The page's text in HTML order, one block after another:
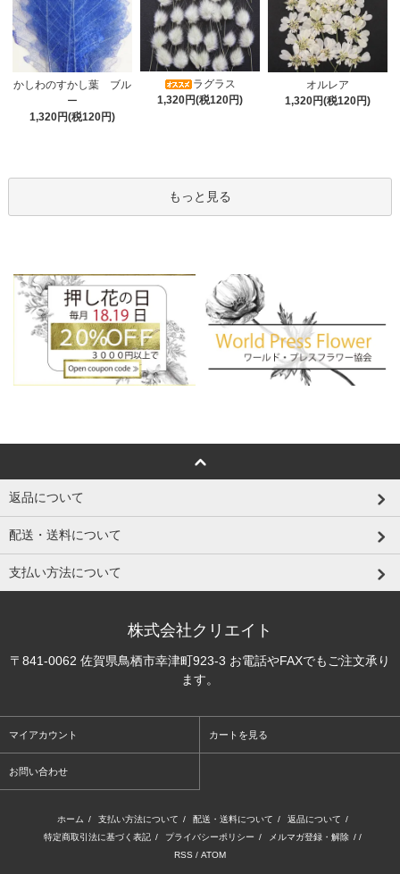
かしわのすかし葉 ブル
ー
1,320円(税120円)
ラグラス
1,320円(税120円)
オルレア
1,320円(税120円)
もっと見る
返品について
配送・送料について
支払い方法について
株式会社クリエイト
〒841-0062 佐賀県鳥栖市幸津町923-3 お電話やFAXでもご注文承り
ます。
マイアカウント カートを見る
お問い合わせ
ホーム / 支払い方法について / 配送・送料について / 返品について /
特定商取引法に基づく表記 / プライバシーポリシー / メルマガ登録・解除 / /
RSS / ATOM